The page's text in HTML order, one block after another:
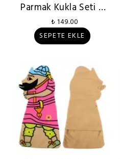
Parmak Kukla Seti 5
Adet
₺ 149.00
SEPETE EKLE